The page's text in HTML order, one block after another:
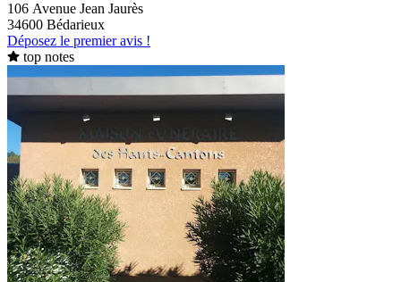
106 Avenue Jean Jaurès
34600 Bédarieux
Déposez le premier avis !
top notes